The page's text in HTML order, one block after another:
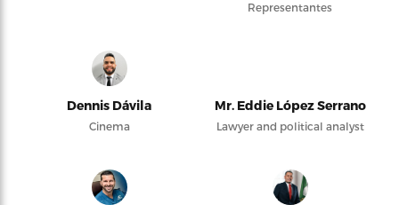
Representantes
Dennis Dávila
Cinema
Mr. Eddie López Serrano
Lawyer and political analyst